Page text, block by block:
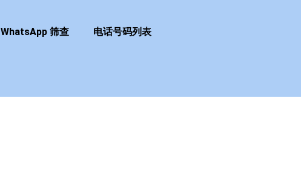
WhatsApp 筛查 电话号码列表